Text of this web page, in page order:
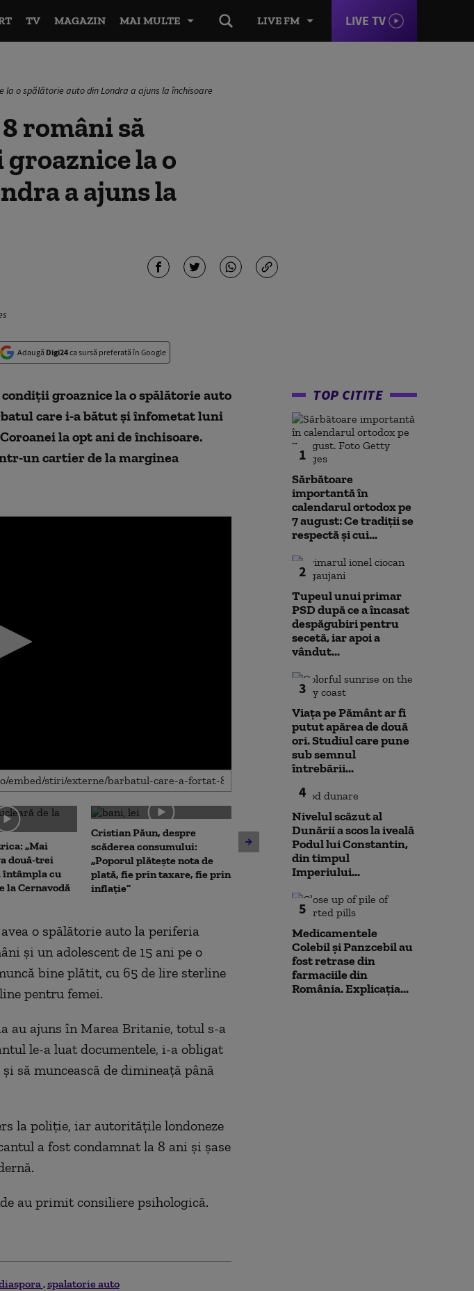
LIVE FM LIVE TV
TV MAGAZIN MAI MULTE
o spălătorie auto din Londra a ajuns la închisoare
români să
la o
a ajuns la
Adaugă Digi24ca sursă preferată în Google
groaznice la o spălătorie auto
care i-a bătut și înfometat luni
la opt ani de închisoare.
un cartier de la marginea
„Mai
două-trei
întâmpla cu
la Cernavodă
Cristian Păun, despre
scăderea consumului:
„Poporul plătește nota de
plată, fie prin taxare, fie prin
inflație”
Antrenament cu miză:
pușcașii marini români au
testat vehiculele de asalt
amfibiu AAV-7 alături de
10 luni de la
o spălătorie auto la periferia
și un adolescent de 15 ani pe o
bine plătit, cu 65 de lire sterline
pentru femei.
au ajuns în Marea Britanie, totul s-a
le-a luat documentele, i-a obligat
să muncească de dimineață până
la poliție, iar autoritățile londoneze
a fost condamnat la 8 ani și șase
au primit consiliere psihologică.
spalatorie auto
TOP CITITE
1
Sărbătoare
importantă în
calendarul ortodox pe
7 august: Ce tradiții se
respectă și cui...
2
Tupeul unui primar
PSD după ce a încasat
despăgubiri pentru
secetă, iar apoi a
vândut...
3
Viața pe Pământ ar fi
putut apărea de două
ori. Studiul care pune
sub semnul
întrebării...
4
Nivelul scăzut al
Dunării a scos la iveală
Podul lui Constantin,
din timpul
Imperiului...
5
Medicamentele
Colebil și Panzcebil au
fost retrase din
farmaciile din
România. Explicația...